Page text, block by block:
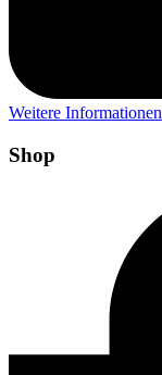
Weitere Informationen
Shop